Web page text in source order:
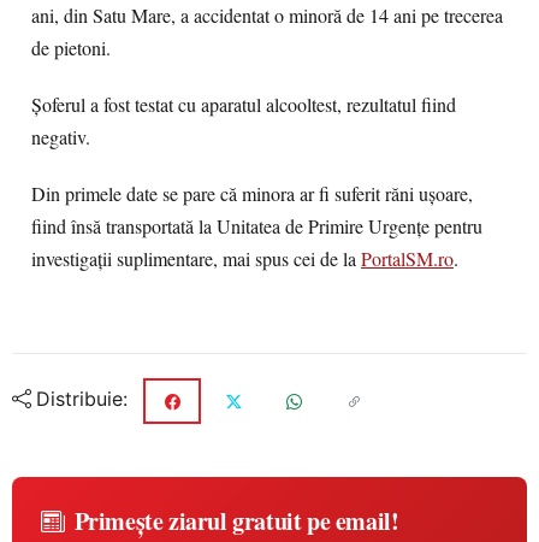
ani, din Satu Mare, a accidentat o minoră de 14 ani pe trecerea
de pietoni.
Șoferul a fost testat cu aparatul alcooltest, rezultatul fiind
negativ.
Din primele date se pare că minora ar fi suferit răni ușoare,
fiind însă transportată la Unitatea de Primire Urgențe pentru
investigații suplimentare, mai spus cei de laPortalSM.ro.
Distribuie:
Primește ziarul gratuit pe email!